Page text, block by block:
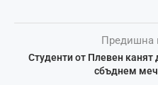
Предишна
Студенти от Плевен
сбъднем